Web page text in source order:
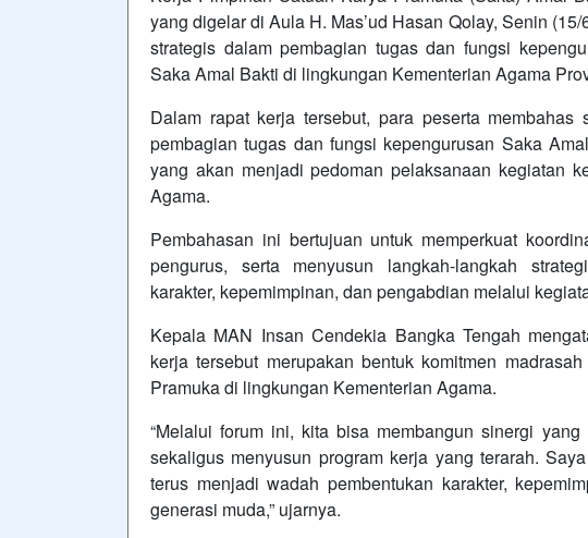
yang digelar di Aula H. Mas’ud Hasan Qolay, Senin
strategis dalam pembagian tugas dan fungsi
Saka Amal Bakti di lingkungan Kementerian Agama
Dalam rapat kerja tersebut, para peserta
pembagian tugas dan fungsi kepengurusan Saka
yang akan menjadi pedoman pelaksanaan kegiatan
Agama.
Pembahasan ini bertujuan untuk memperkuat
pengurus, serta menyusun langkah-langkah
karakter, kepemimpinan, dan pengabdian melalui
Kepala MAN Insan Cendekia Bangka Tengah
kerja tersebut merupakan bentuk komitmen
Pramuka di lingkungan Kementerian Agama.
“Melalui forum ini, kita bisa membangun sinergi
sekaligus menyusun program kerja yang terarah.
terus menjadi wadah pembentukan karakter,
generasi muda,” ujarnya.